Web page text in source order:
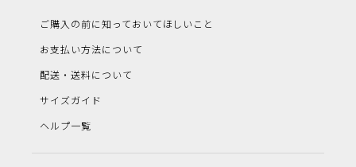
ご購入の前に知っておいてほしいこと
お支払い方法について
配送・送料について
サイズガイド
ヘルプ一覧